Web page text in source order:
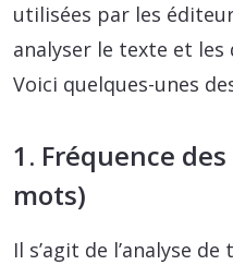
utilisées par les
analyser le texte et
Voici quelques-unes
1. Fréquence
mots)
Il s’agit de l’analyse